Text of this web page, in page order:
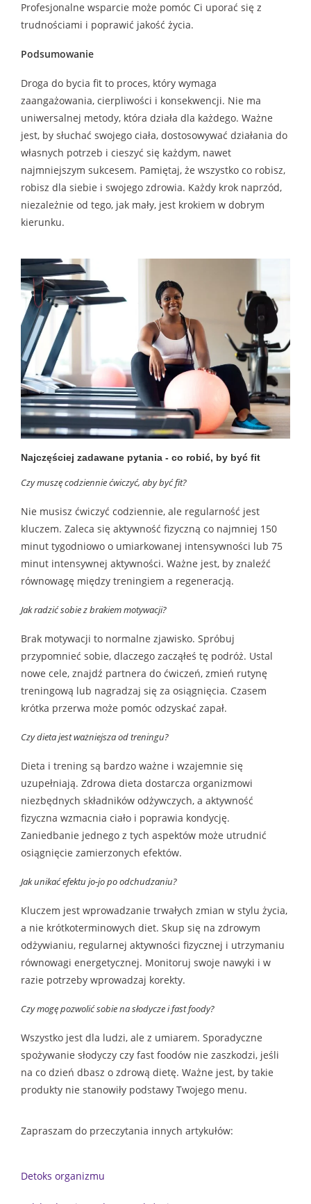
Profesjonalne wsparcie może pomóc Ci uporać się z
trudnościami i poprawić jakość życia.
Podsumowanie
Droga do bycia fit to proces, który wymaga
zaangażowania, cierpliwości i konsekwencji. Nie ma
uniwersalnej metody, która działa dla każdego. Ważne
jest, by słuchać swojego ciała, dostosowywać działania do
własnych potrzeb i cieszyć się każdym, nawet
najmniejszym sukcesem. Pamiętaj, że wszystko co robisz,
robisz dla siebie i swojego zdrowia. Każdy krok naprzód,
niezależnie od tego, jak mały, jest krokiem w dobrym
kierunku.
Najczęściej zadawane pytania - co robić, by być fit
Czy muszę codziennie ćwiczyć, aby być fit?
Nie musisz ćwiczyć codziennie, ale regularność jest
kluczem. Zaleca się aktywność fizyczną co najmniej 150
minut tygodniowo o umiarkowanej intensywności lub 75
minut intensywnej aktywności. Ważne jest, by znaleźć
równowagę między treningiem a regeneracją.
Jak radzić sobie z brakiem motywacji?
Brak motywacji to normalne zjawisko. Spróbuj
przypomnieć sobie, dlaczego zacząłeś tę podróż. Ustal
nowe cele, znajdź partnera do ćwiczeń, zmień rutynę
treningową lub nagradzaj się za osiągnięcia. Czasem
krótka przerwa może pomóc odzyskać zapał.
Czy dieta jest ważniejsza od treningu?
Dieta i trening są bardzo ważne i wzajemnie się
uzupełniają. Zdrowa dieta dostarcza organizmowi
niezbędnych składników odżywczych, a aktywność
fizyczna wzmacnia ciało i poprawia kondycję.
Zaniedbanie jednego z tych aspektów może utrudnić
osiągnięcie zamierzonych efektów.
Jak unikać efektu jo-jo po odchudzaniu?
Kluczem jest wprowadzanie trwałych zmian w stylu życia,
a nie krótkoterminowych diet. Skup się na zdrowym
odżywianiu, regularnej aktywności fizycznej i utrzymaniu
równowagi energetycznej. Monitoruj swoje nawyki i w
razie potrzeby wprowadzaj korekty.
Czy mogę pozwolić sobie na słodycze i fast foody?
Wszystko jest dla ludzi, ale z umiarem. Sporadyczne
spożywanie słodyczy czy fast foodów nie zaszkodzi, jeśli
na co dzień dbasz o zdrową dietę. Ważne jest, by takie
produkty nie stanowiły podstawy Twojego menu.
Zapraszam do przeczytania innych artykułów:
Detoks organizmu